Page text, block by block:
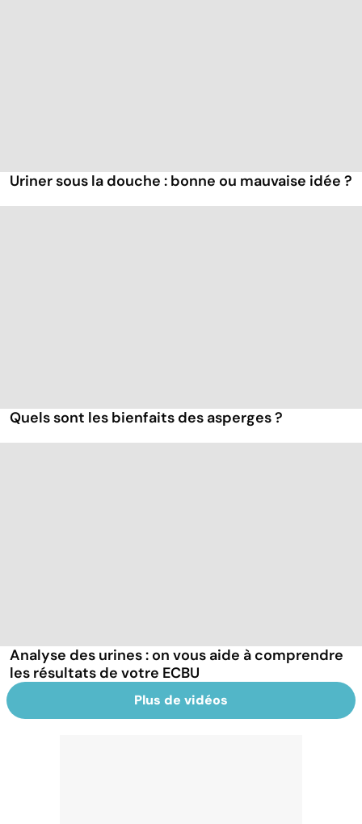
Uriner sous la douche : bonne ou mauvaise idée ?
Quels sont les bienfaits des asperges ?
Analyse des urines : on vous aide à comprendre
les résultats de votre ECBU
Plus de vidéos